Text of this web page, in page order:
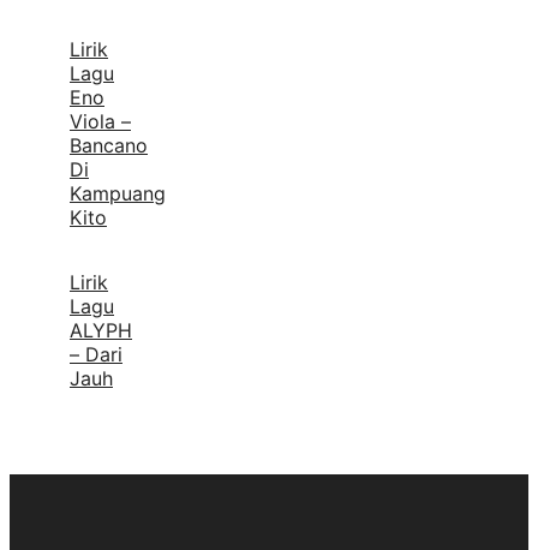
Lirik
Lagu
Eno
Viola –
Bancano
Di
Kampuang
Kito
Lirik
Lagu
ALYPH
– Dari
Jauh